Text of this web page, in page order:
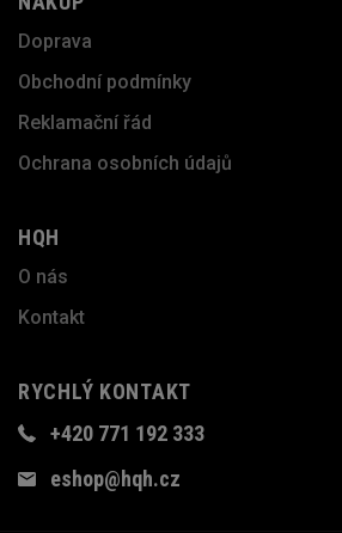
Doprava
Obchodní podmínky
Reklamační řád
Ochrana osobních údajů
HQH
O nás
Kontakt
RYCHLÝ KONTAKT
+420 771 192 333
eshop@hqh.cz